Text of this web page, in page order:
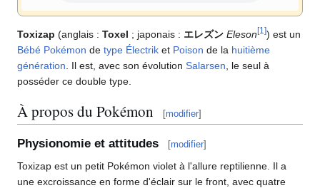
Toxizap (anglais : Toxel ; japonais : エレズン Eleson [1 ]) est un
Bébé Pokémon de type Électrik et Poison de la huitième
génération . Il est, avec son évolution Salarsen , le seul à
posséder ce double type.
À propos du Pokémon [modifier]
Physionomie et attitudes [modifier]
Toxizap est un petit Pokémon violet à l'allure reptilienne. Il a
une excroissance en forme d'éclair sur le front, avec quatre